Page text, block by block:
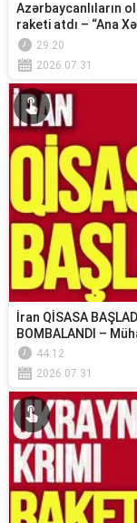
Azərbaycanlıların
raketi atdı – “Ana
29:20
2026.07.31
İran QİSASA
BOMBALANDI –
44:12
2026.07.31